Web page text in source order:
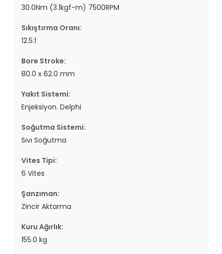
30.0Nm (3.1kgf-m) 7500RPM
Sıkıştırma Oranı:
12.5:1
Bore Stroke:
80.0 x 62.0 mm
Yakıt Sistemi:
Enjeksiyon. Delphi
Soğutma Sistemi:
Sıvı Soğutma
Vites Tipi:
6 Vites
Şanzıman:
Zincir Aktarma
Kuru Ağırlık:
155.0 kg